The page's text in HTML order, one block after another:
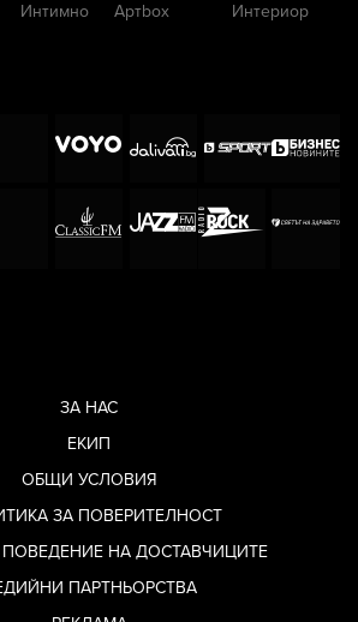
Интимно
Артbox
Интериор
ЗА НАС
ЕКИП
ОБЩИ УСЛОВИЯ
ЗА ПОВЕРИТЕЛНОСТ
ПОВЕДЕНИЕ НА ДОСТАВЧИЦИТЕ
ПАРТНЬОРСТВА